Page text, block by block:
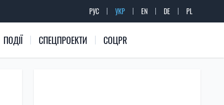
РУС УКР EN DE PL
ПОДІЇ СПЕЦПРОЕКТИ СОЦPR